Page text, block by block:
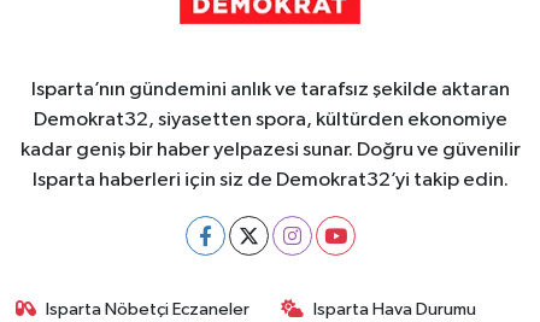
Isparta’nın gündemini anlık ve tarafsız şekilde aktaran
Demokrat32, siyasetten spora, kültürden ekonomiye
kadar geniş bir haber yelpazesi sunar. Doğru ve güvenilir
Isparta haberleri için siz de Demokrat32’yi takip edin.
Isparta Nöbetçi Eczaneler Isparta Hava Durumu